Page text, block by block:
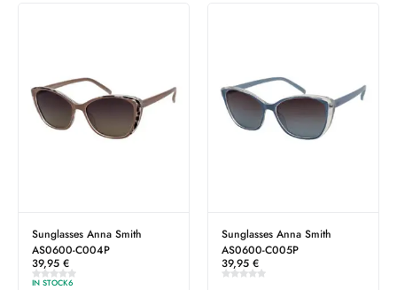
Sunglasses Anna Smith
AS0600-C004P
39,95 €
IN STOCK6
Sunglasses Anna Smith
AS0600-C005P
39,95 €